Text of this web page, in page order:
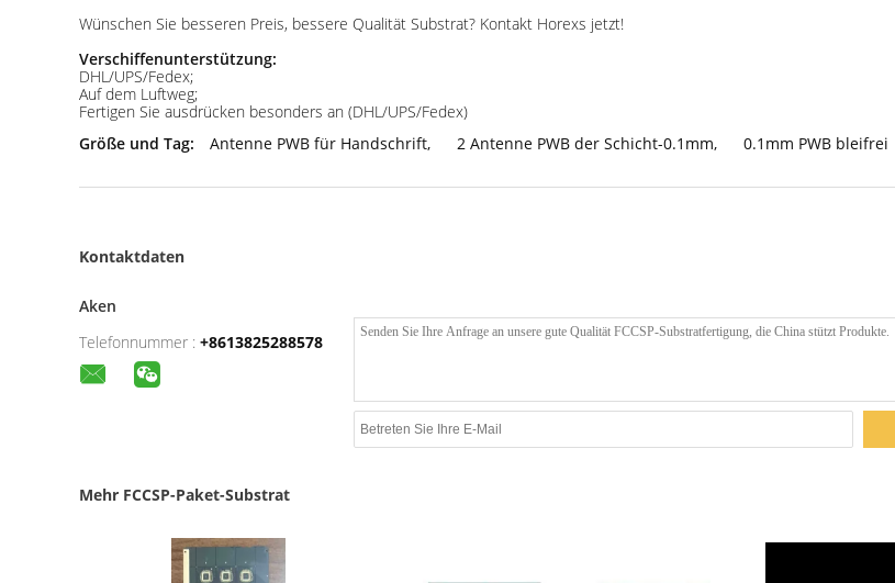
Wünschen Sie besseren Preis, bessere Qualität Substrat? Kontakt Horexs jetzt!
Verschiffenunterstützung:
DHL/UPS/Fedex;
Auf dem Luftweg;
Fertigen Sie ausdrücken besonders an (DHL/UPS/Fedex)
Größe und Tag:
Antenne PWB für Handschrift, 2 Antenne PWB der Schicht-0.1mm, 0.1mm PWB bleifrei
Kontaktdaten
Aken
Telefonnummer : +8613825288578
Mehr FCCSP-Paket-Substrat